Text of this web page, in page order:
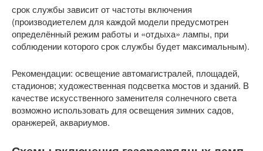
срок службы зависит от частоты включения
(производиетелем для каждой модели предусмотрен
определённый режим работы и «отдыха» лампы, при
соблюдении которого срок службы будет максимальным).
Рекомендации: освещение автомагистралей, площадей,
стадионов; художественная подсветка мостов и зданий. В
качестве искусственного заменителя солнечного света
возможно использовать для освещения зимних садов,
оранжерей, аквариумов.